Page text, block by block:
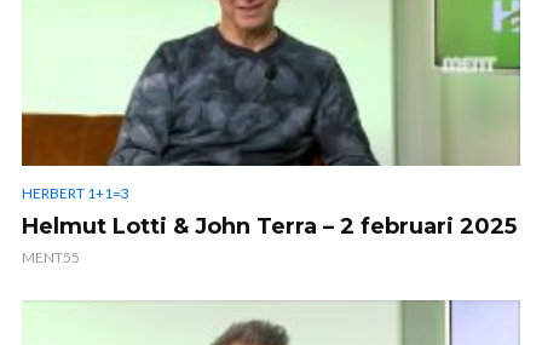
HERBERT 1+1=3
Helmut Lotti & John Terra – 2 februari 2025
MENT55